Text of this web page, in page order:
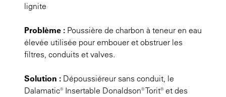
lignite
Problème : Poussière de charbon à teneur en eau
élevée utilisée pour embouer et obstruer les
filtres, conduits et valves.
Solution : Dépoussiéreur sans conduit, le
Dalamatic® Insertable Donaldson® Torit® et des